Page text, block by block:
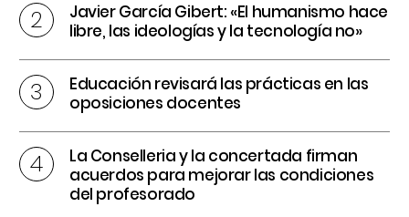
Javier García Gibert: «El humanismo hace
libre, las ideologías y la tecnología no»
Educación revisará las prácticas en las
oposiciones docentes
La Conselleria y la concertada firman
acuerdos para mejorar las condiciones
del profesorado